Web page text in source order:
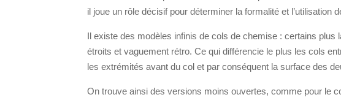
il joue un rôle décisif pour déterminer la formalité et l’utilisation
Il existe des modèles infinis de cols de chemise : certains plus
étroits et vaguement rétro. Ce qui différencie le plus les cols
les extrémités avant du col et par conséquent la surface des
On trouve ainsi des versions moins ouvertes, comme pour le